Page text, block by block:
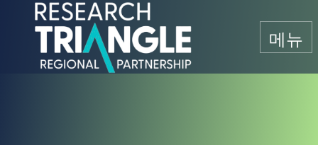
콘텐츠로 건너뛰기
메뉴